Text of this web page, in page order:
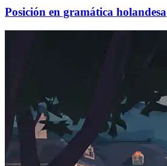
Posición en gramática holandesa